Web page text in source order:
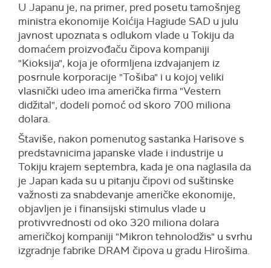
U Japanu je, na primer, pred posetu tamošnjeg
ministra ekonomije Koićija Hagiude SAD u julu
javnost upoznata s odlukom vlade u Tokiju da
domaćem proizvođaču čipova kompaniji
"Kioksija", koja je oformljena izdvajanjem iz
posrnule korporacije "Tošiba" i u kojoj veliki
vlasnički udeo ima američka firma "Vestern
didžital", dodeli pomoć od skoro 700 miliona
dolara.
Štaviše, nakon pomenutog sastanka Harisove s
predstavnicima japanske vlade i industrije u
Tokiju krajem septembra, kada je ona naglasila da
je Japan kada su u pitanju čipovi od suštinske
važnosti za snabdevanje američke ekonomije,
objavljen je i finansijski stimulus vlade u
protivvrednosti od oko 320 miliona dolara
američkoj kompaniji "Mikron tehnolodžis" u svrhu
izgradnje fabrike DRAM čipova u gradu Hirošima.